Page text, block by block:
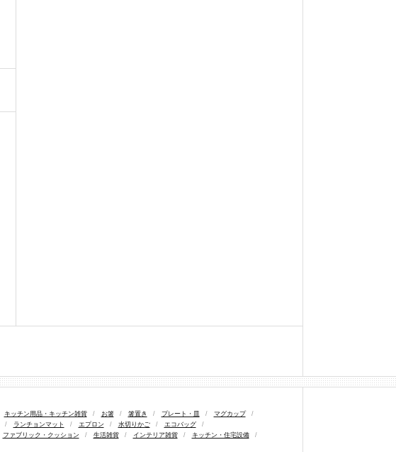
キッチン用品・キッチン雑貨 / お箸 / 箸置き / プレート・皿 / マグカップ
/
/ ランチョンマット / エプロン / 水切りかご / エコバッグ
/
ファブリック・クッション / 生活雑貨 / インテリア雑貨 / キッチン・住宅設備 /